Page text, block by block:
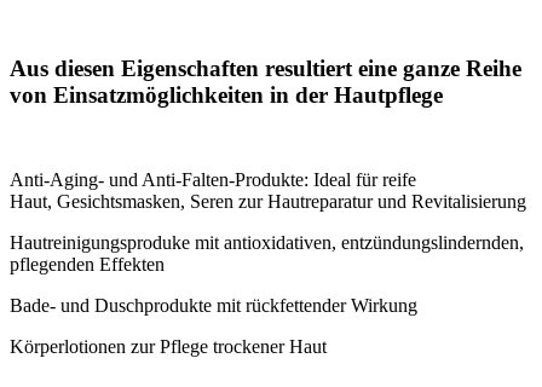
Aus diesen Eigenschaften resultiert eine ganze Reihe
von Einsatzmöglichkeiten in der Hautpflege
Anti-Aging- und Anti-Falten-Produkte: Ideal für reife
Haut, Gesichtsmasken, Seren zur Hautreparatur und Revitalisierung
Hautreinigungsproduke mit antioxidativen, entzündungslindernden,
pflegenden Effekten
Bade- und Duschprodukte mit rückfettender Wirkung
Körperlotionen zur Pflege trockener Haut